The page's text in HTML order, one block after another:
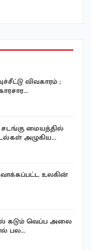
விவகாரம் ;
சடங்கு மையத்தில்
அழுகிய…
உலகின்
கடும் வெப்ப அலை
பல…